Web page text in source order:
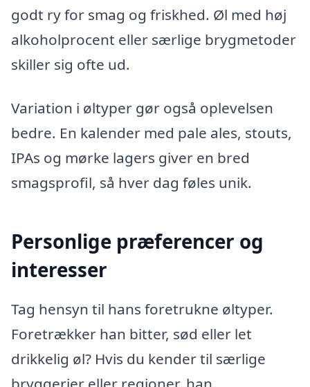
godt ry for smag og friskhed. Øl med høj
alkoholprocent eller særlige brygmetoder
skiller sig ofte ud.
Variation i øltyper gør også oplevelsen
bedre. En kalender med pale ales, stouts,
IPAs og mørke lagers giver en bred
smagsprofil, så hver dag føles unik.
Personlige præferencer og
interesser
Tag hensyn til hans foretrukne øltyper.
Foretrækker han bitter, sød eller let
drikkelig øl? Hvis du kender til særlige